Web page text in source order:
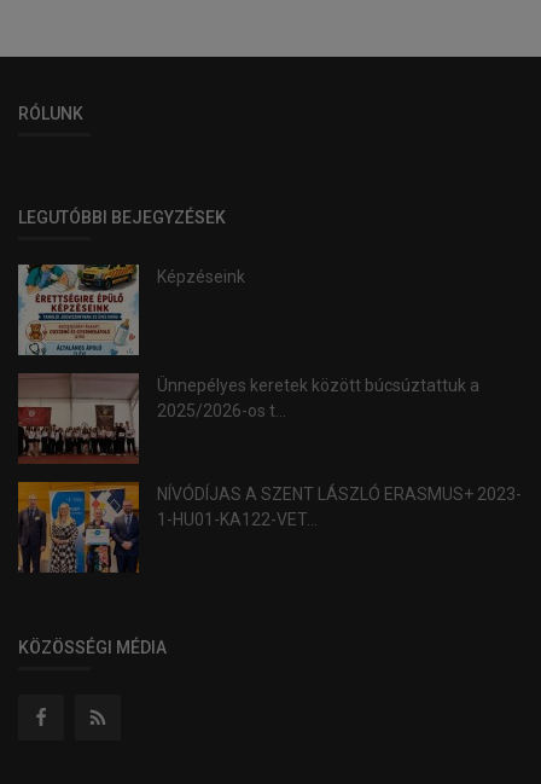
RÓLUNK
LEGUTÓBBI BEJEGYZÉSEK
Képzéseink
Ünnepélyes keretek között búcsúztattuk a
2025/2026-os t...
NÍVÓDÍJAS A SZENT LÁSZLÓ ERASMUS+ 2023-
1-HU01-KA122-VET...
KÖZÖSSÉGI MÉDIA